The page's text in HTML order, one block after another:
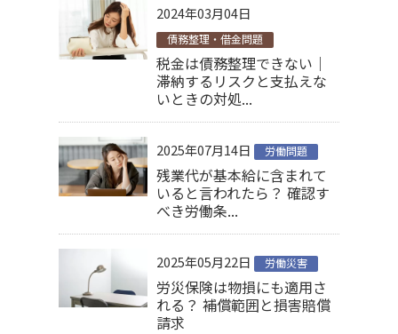
2024年03月04日
債務整理・借金問題
税金は債務整理できない｜
滞納するリスクと支払えな
いときの対処...
2025年07月14日 労働問題
残業代が基本給に含まれて
いると言われたら？ 確認す
べき労働条...
2025年05月22日 労働災害
労災保険は物損にも適用さ
れる？ 補償範囲と損害賠償
請求